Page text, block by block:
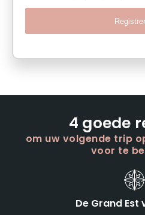
4 goede
om uw volgende trip
voor te
De Grand Est